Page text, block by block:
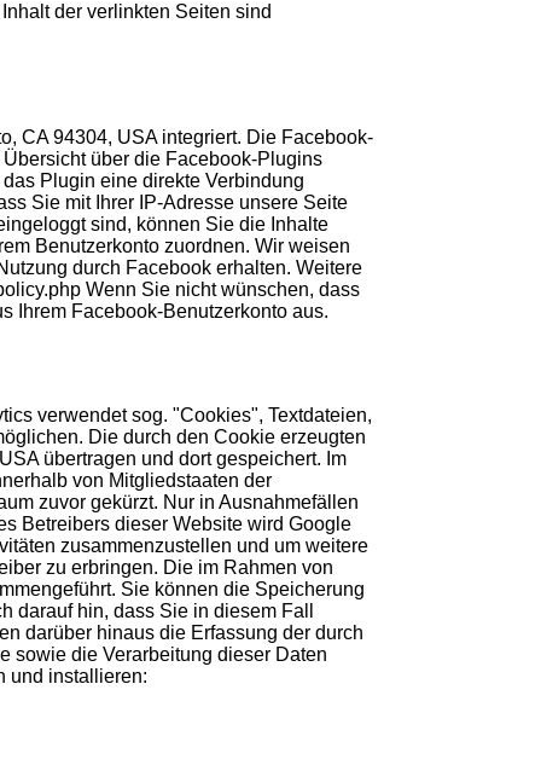
der verlinkten Seiten sind
CA 94304, USA integriert. Die Facebook-
über die Facebook-Plugins
Plugin eine direkte Verbindung
Sie mit Ihrer IP-Adresse unsere Seite
sind, können Sie die Inhalte
Benutzerkonto zuordnen. Wir weisen
durch Facebook erhalten. Weitere
Wenn Sie nicht wünschen, dass
Ihrem Facebook-Benutzerkonto aus.
verwendet sog. "Cookies", Textdateien,
Die durch den Cookie erzeugten
übertragen und dort gespeichert. Im
von Mitgliedstaaten der
zuvor gekürzt. Nur in Ausnahmefällen
Betreibers dieser Website wird Google
zusammenzustellen und um weitere
zu erbringen. Die im Rahmen von
Sie können die Speicherung
darauf hin, dass Sie in diesem Fall
darüber hinaus die Erfassung der durch
sowie die Verarbeitung dieser Daten
und installieren: